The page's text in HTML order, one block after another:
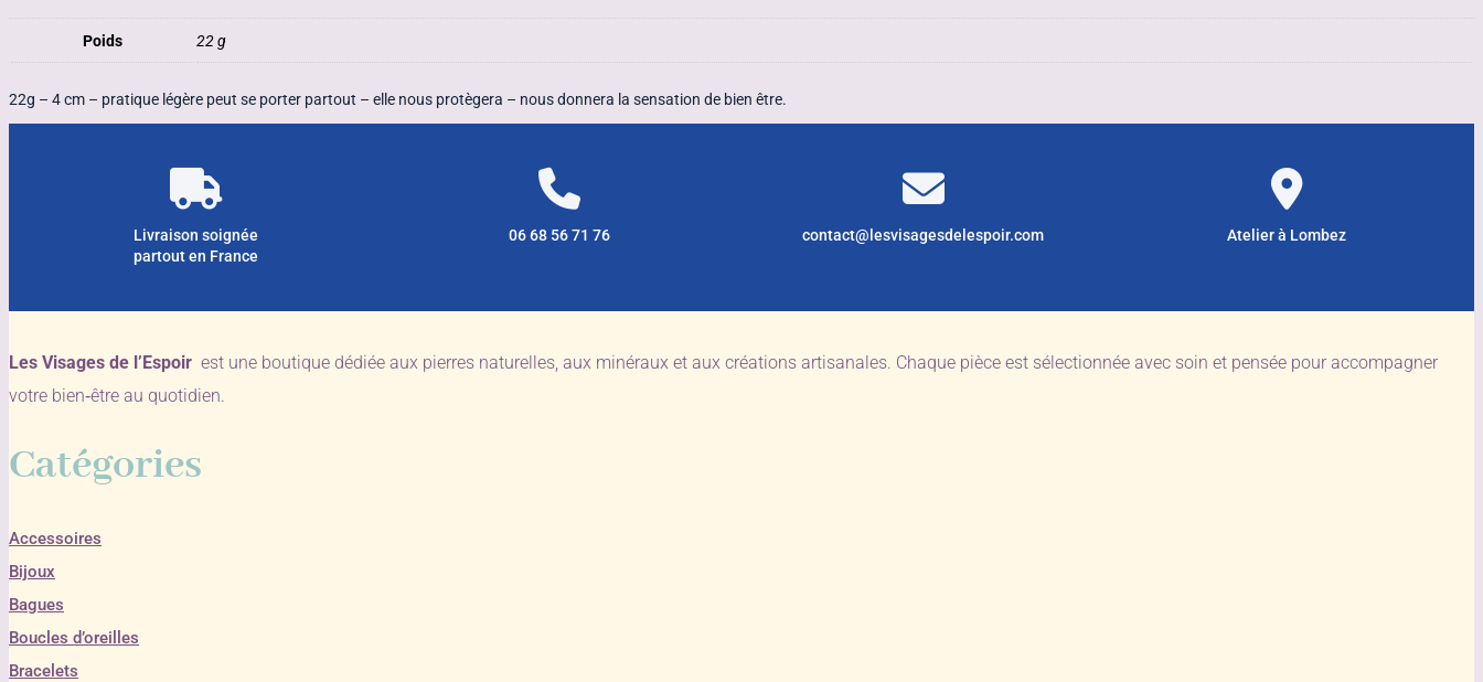
Poids 22 g
22g – 4 cm – pratique légère peut se porter partout – elle nous protègera – nous donnera la sensation de bien être.
Livraison soignée
partout en France
06 68 56 71 76 contact@lesvisagesdelespoir.com Atelier à Lombez
Les Visages de l’Espoir est une boutique dédiée aux pierres naturelles, aux minéraux et aux créations artisanales. Chaque pièce est sélectionnée avec soin et pensée pour accompagner
votre bien‑être au quotidien.
Catégories
Accessoires
Bijoux
Bagues
Boucles d’oreilles
Bracelets